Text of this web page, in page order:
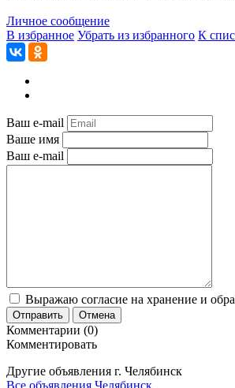
Личное сообщение
В избранное Убрать из избранного К
Ваш e-mail
Ваше имя
Ваш e-mail
Выражаю согласие на хранение и
Отправить Отмена
Комментарии (0)
Комментировать
Другие объявления г. Челябинск
Все объявления Челябинск